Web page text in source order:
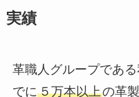
実績
革職人グループであ
でに５万本以上の革